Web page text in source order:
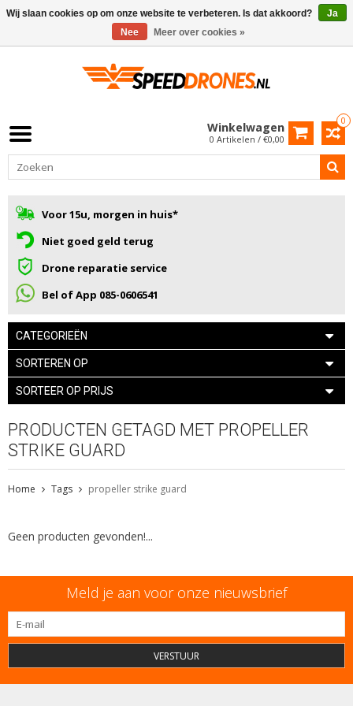
0
Winkelwagen
0 Artikelen / €0,00
Voor 15u, morgen in huis*
Niet goed geld terug
Drone reparatie service
Bel of App 085-0606541
CATEGORIEËN
SORTEREN OP
SORTEER OP PRIJS
PRODUCTEN GETAGD MET PROPELLER
STRIKE GUARD
Home Tags propeller strike guard
Geen producten gevonden!...
Meld je aan voor onze nieuwsbrief
VERSTUUR
Wij slaan cookies op om onze website te verbeteren. Is dat akkoord?
Ja
Nee
Meer over cookies »